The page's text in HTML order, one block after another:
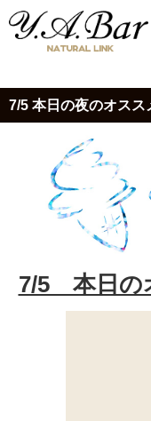
7/5 本日の夜のオスス
7/5 本日の